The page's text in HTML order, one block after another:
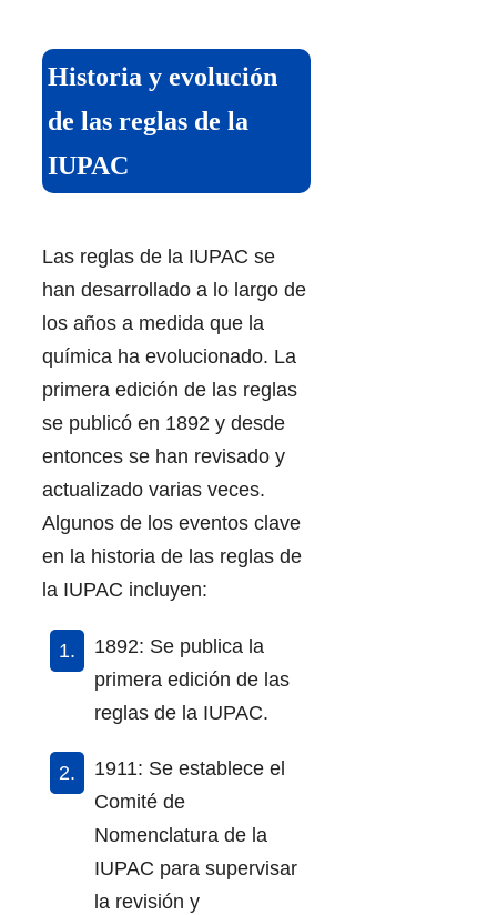
Historia y evolución
de las reglas de la
IUPAC
Las reglas de la IUPAC se
han desarrollado a lo largo de
los años a medida que la
química ha evolucionado. La
primera edición de las reglas
se publicó en 1892 y desde
entonces se han revisado y
actualizado varias veces.
Algunos de los eventos clave
en la historia de las reglas de
la IUPAC incluyen:
1892: Se publica la
primera edición de las
reglas de la IUPAC.
1911: Se establece el
Comité de
Nomenclatura de la
IUPAC para supervisar
la revisión y